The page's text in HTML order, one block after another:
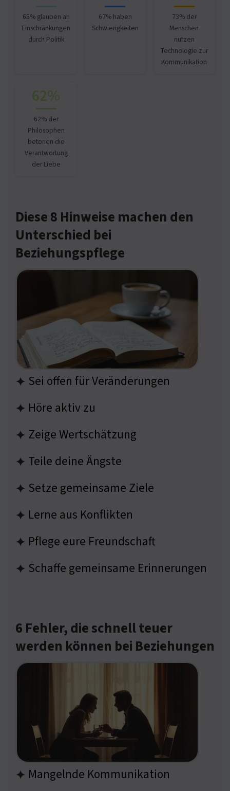
65% glauben an
Einschränkungen
durch Politik
67% haben
Schwierigkeiten
73% der
Menschen
nutzen
Technologie zur
Kommunikation
62%
62% der
Philosophen
betonen die
Verantwortung
der Liebe
Diese 8 Hinweise machen den
Unterschied bei
Beziehungspflege
✦ Sei offen für Veränderungen
✦ Höre aktiv zu
✦ Zeige Wertschätzung
✦ Teile deine Ängste
✦ Setze gemeinsame Ziele
✦ Lerne aus Konflikten
✦ Pflege eure Freundschaft
✦ Schaffe gemeinsame Erinnerungen
6 Fehler, die schnell teuer
werden können bei Beziehungen
✦ Mangelnde Kommunikation